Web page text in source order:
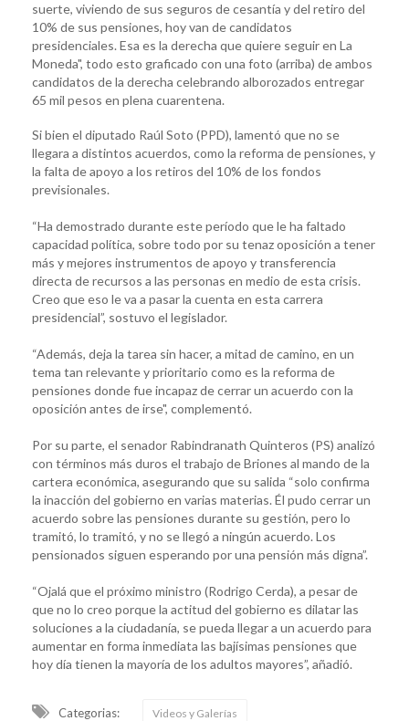
suerte, viviendo de sus seguros de cesantía y del retiro del
10% de sus pensiones, hoy van de candidatos
presidenciales. Esa es la derecha que quiere seguir en La
Moneda", todo esto graficado con una foto (arriba) de ambos
candidatos de la derecha celebrando alborozados entregar
65 mil pesos en plena cuarentena.
Si bien el diputado Raúl Soto (PPD), lamentó que no se
llegara a distintos acuerdos, como la reforma de pensiones, y
la falta de apoyo a los retiros del 10% de los fondos
previsionales.
“Ha demostrado durante este período que le ha faltado
capacidad política, sobre todo por su tenaz oposición a tener
más y mejores instrumentos de apoyo y transferencia
directa de recursos a las personas en medio de esta crisis.
Creo que eso le va a pasar la cuenta en esta carrera
presidencial”, sostuvo el legislador.
“Además, deja la tarea sin hacer, a mitad de camino, en un
tema tan relevante y prioritario como es la reforma de
pensiones donde fue incapaz de cerrar un acuerdo con la
oposición antes de irse", complementó.
Por su parte, el senador Rabindranath Quinteros (PS) analizó
con términos más duros el trabajo de Briones al mando de la
cartera económica, asegurando que su salida “solo confirma
la inacción del gobierno en varias materias. Él pudo cerrar un
acuerdo sobre las pensiones durante su gestión, pero lo
tramitó, lo tramitó, y no se llegó a ningún acuerdo. Los
pensionados siguen esperando por una pensión más digna”.
“Ojalá que el próximo ministro (Rodrigo Cerda), a pesar de
que no lo creo porque la actitud del gobierno es dilatar las
soluciones a la ciudadanía, se pueda llegar a un acuerdo para
aumentar en forma inmediata las bajísimas pensiones que
hoy día tienen la mayoría de los adultos mayores”, añadió.
Categorias: Videos y Galerías